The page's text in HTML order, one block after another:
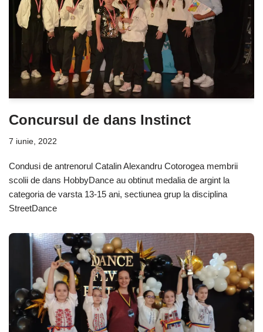
Concursul de dans Instinct
7 iunie, 2022
Condusi de antrenorul Catalin Alexandru Cotorogea membrii
scolii de dans HobbyDance au obtinut medalia de argint la
categoria de varsta 13-15 ani, sectiunea grup la disciplina
StreetDance